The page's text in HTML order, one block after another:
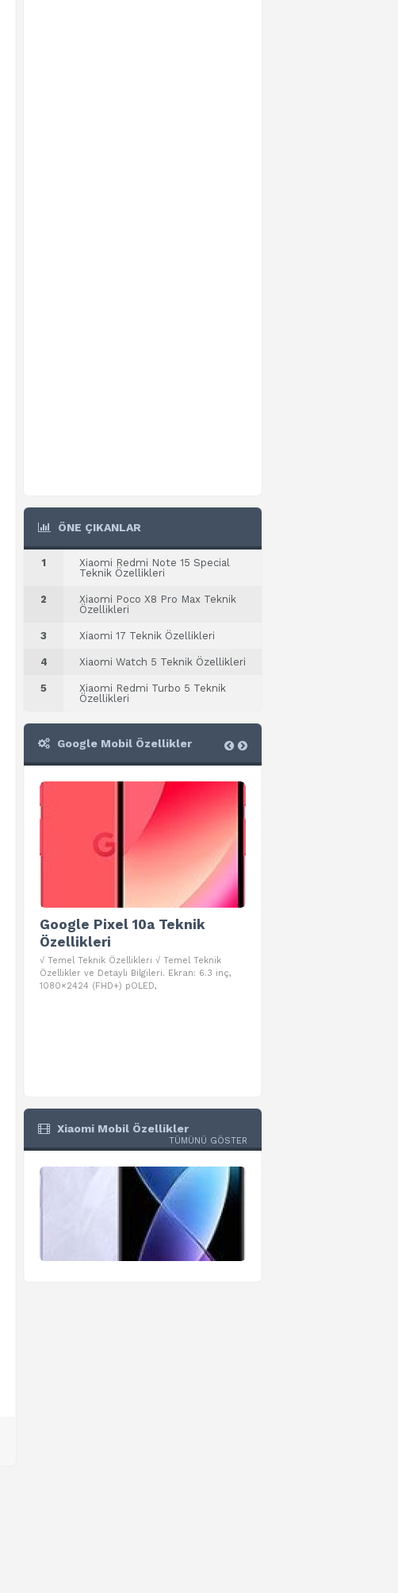
ÖNE ÇIKANLAR
1
Xiaomi Redmi Note 15 Special
Teknik Özellikleri
2
Xiaomi Poco X8 Pro Max Teknik
Özellikleri
3 Xiaomi 17 Teknik Özellikleri
4 Xiaomi Watch 5 Teknik Özellikleri
5
Xiaomi Redmi Turbo 5 Teknik
Özellikleri
Google Mobil Özellikler
Google Pixel 10a Teknik
Özellikleri
√ Temel Teknik Özellikleri √ Temel Teknik
Özellikler ve Detaylı Bilgileri. Ekran: 6.3 inç,
1080×2424 (FHD+) pOLED,
Xiaomi Mobil Özellikler
TÜMÜNÜ GÖSTER